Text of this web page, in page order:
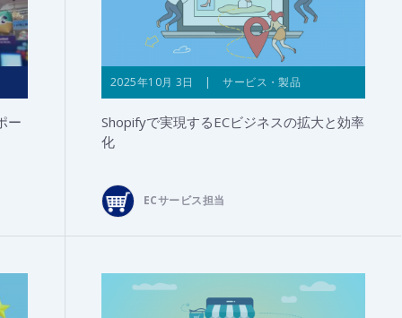
ー
2025年10月 3日 | サービス・製品
Shopifyで実現するECビジネスの拡大と効率
化
ECサービス担当